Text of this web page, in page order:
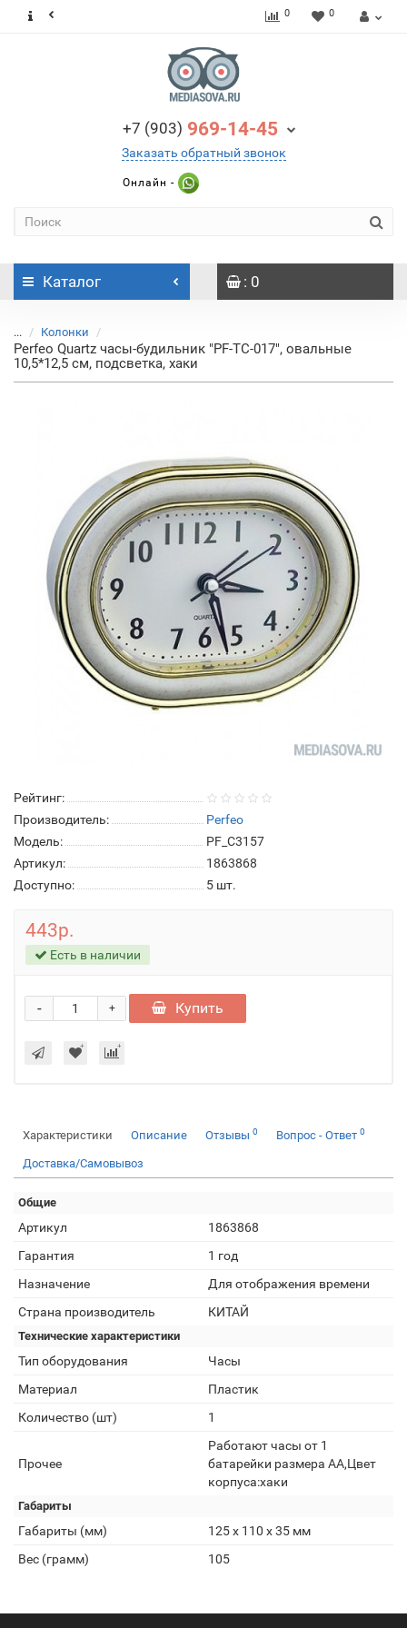
0 0
+7 (903) 969-14-45
Заказать обратный звонок
Онлайн -
Каталог : 0
... Колонки
Perfeo Quartz часы-будильник "PF-TC-017", овальные
10,5*12,5 см, подсветка, хаки
Рейтинг:
Производитель:
Perfeo
Модель:
PF_C3157
Артикул:
1863868
Доступно:
5 шт.
443р.
Есть в наличии
+
- Купить
Характеристики Описание Отзывы 0 Вопрос - Ответ 0
Доставка/Самовывоз
Общие
Артикул
1863868
Гарантия
1 год
Назначение
Для отображения времени
Страна производитель
КИТАЙ
Технические характеристики
Тип оборудования
Часы
Материал
Пластик
Количество (шт)
1
Прочее
Работают часы от 1
батарейки размера AA,Цвет
корпуса:хаки
Габариты
Габариты (мм)
125 х 110 х 35 мм
Вес (грамм)
105